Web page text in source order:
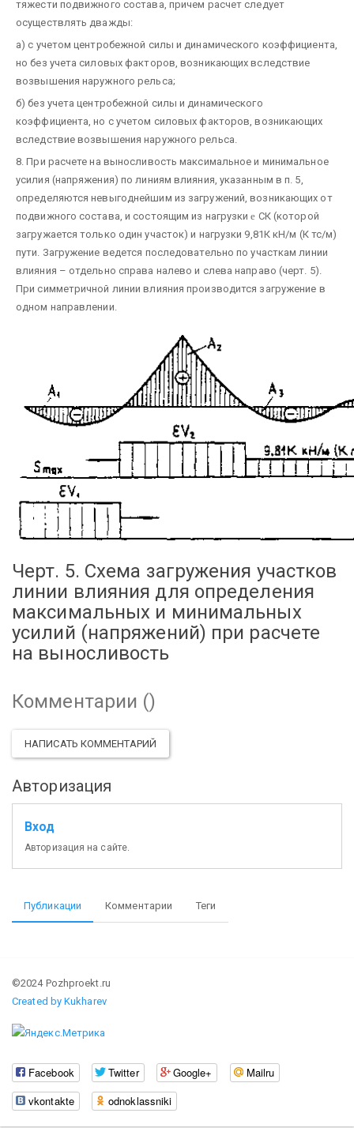
тяжести подвижного состава, причем расчет следует
осуществлять дважды:
а) с учетом центробежной силы и динамического коэффициента,
но без учета силовых факторов, возникающих вследствие
возвышения наружного рельса;
б) без учета центробежной силы и динамического
коэффициента, но с учетом силовых факторов, возникающих
вследствие возвышения наружного рельса.
8. При расчете на выносливость максимальное и минимальное
усилия (напряжения) по линиям влияния, указанным в п. 5,
определяются невыгоднейшим из загружений, возникающих от
подвижного состава, и состоящим из нагрузкиe СК (которой
загружается только один участок) и нагрузки 9,81К кН/м (К тс/м)
пути. Загружение ведется последовательно по участкам линии
влияния – отдельно справа налево и слева направо (черт. 5).
При симметричной линии влияния производится загружение в
одном направлении.
Черт. 5. Схема загружения участков
линии влияния для определения
максимальных и минимальных
усилий (напряжений) при расчете
на выносливость
Комментарии ()
НАПИСАТЬ КОММЕНТАРИЙ
Авторизация
Вход
Авторизация на сайте.
Публикации Комментарии Теги
©2024 Pozhproekt.ru
Created by Kukharev
Facebook Twitter Google+
Mailru
vkontakte
odnoklassniki